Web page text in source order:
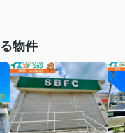
物件